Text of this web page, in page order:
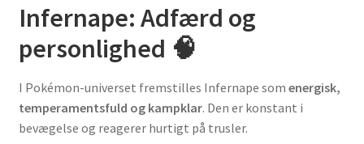
Infernape: Adfærd og
personlighed 🧠
I Pokémon-universet fremstilles Infernape som energisk,
temperamentsfuld og kampklar. Den er konstant i
bevægelse og reagerer hurtigt på trusler.